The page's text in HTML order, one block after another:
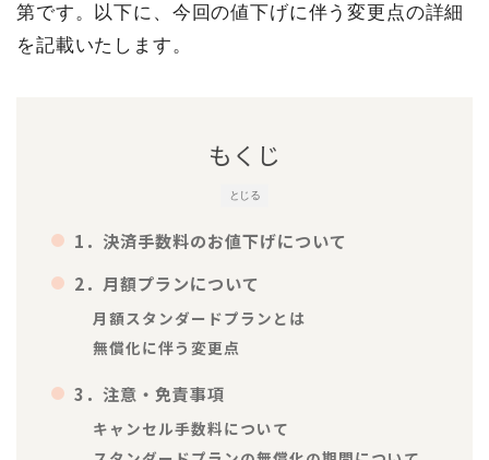
第です。以下に、今回の値下げに伴う変更点の詳細
を記載いたします。
とじる
もくじ
1．決済手数料のお値下げについて
2．月額プランについて
月額スタンダードプランとは
無償化に伴う変更点
3．注意・免責事項
キャンセル手数料について